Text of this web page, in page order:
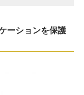
ーションを保護